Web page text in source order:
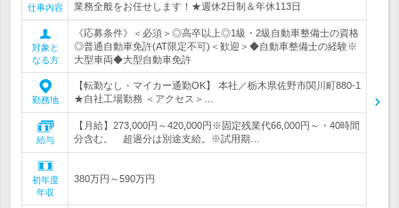
仕事内容
業務全般をお任せします！★週休2日制＆年休113日
対象と
なる方
《応募条件》＜必須＞◎高卒以上◎1級・2級自動車整備士の資格
◎普通自動車免許(AT限定不可)＜歓迎＞◆自動車整備士の経験※
大型車両◆大型自動車免許
勤務地
【転勤なし・マイカー通勤OK】 本社／栃木県佐野市関川町880-1
★自社工場勤務 ＜アクセス＞…
給与
【月給】273,000円～420,000円※固定残業代66,000円～・40時間
分含む。 超過分は別途支給。※試用期…
初年度
年収
380万円～590万円